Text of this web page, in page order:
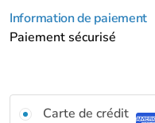
Information de paiement
Paiement sécurisé
Carte de crédit